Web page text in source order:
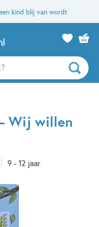
kind blij van wordt
Wij willen
9 - 12 jaar